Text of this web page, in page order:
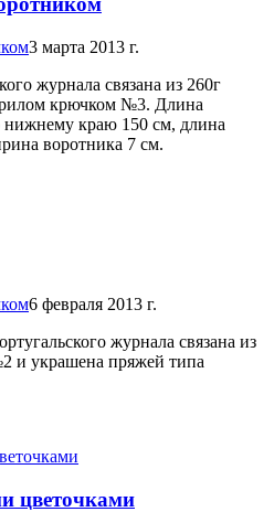
3 марта 2013 г.
журнала связана из 260г
крючком №3. Длина
краю 150 см, длина
воротника 7 см.
6 февраля 2013 г.
журнала связана из
и украшена пряжей типа
цветочками